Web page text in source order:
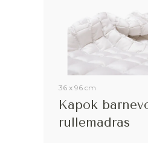
36 x 96 cm
Kapok
rullemadras